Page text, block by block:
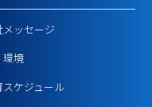
メッセージ
環境
スケジュール